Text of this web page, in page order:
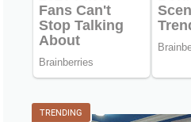
TRENDING